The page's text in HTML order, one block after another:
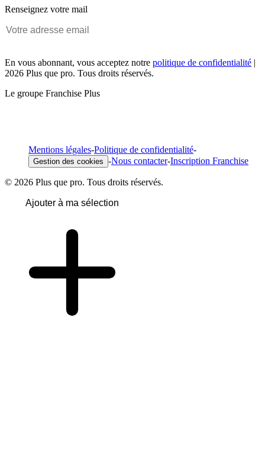
Renseignez votre mail
En vous abonnant, vous acceptez notre politique de confidentialité |
2026 Plus que pro. Tous droits réservés.
Le groupe Franchise Plus
Mentions légales-Politique de confidentialité-
Gestion des cookies -Nous contacter-Inscription Franchise
© 2026 Plus que pro. Tous droits réservés.
Ajouter à ma sélection